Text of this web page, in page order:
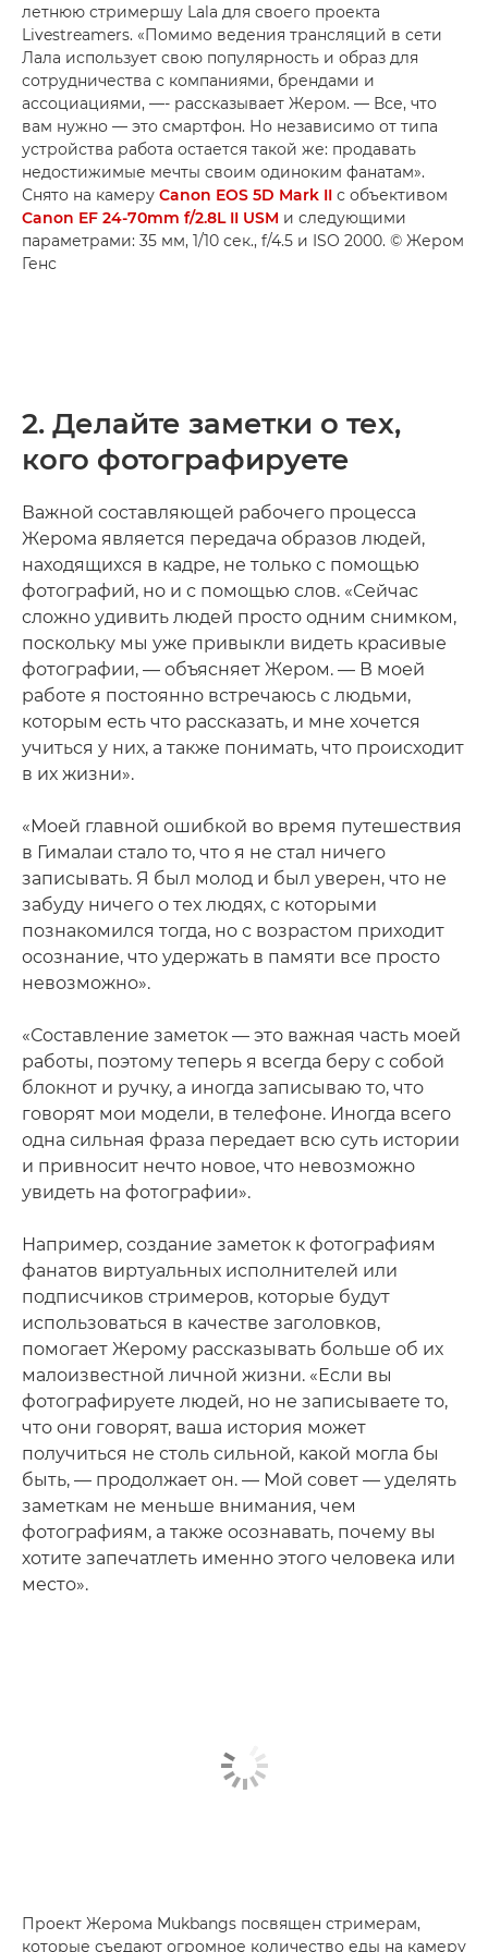
летнюю стримершу Lala для своего проекта
Livestreamers. «Помимо ведения трансляций в сети
Лала использует свою популярность и образ для
сотрудничества с компаниями, брендами и
ассоциациями, —- рассказывает Жером. — Все, что
вам нужно — это смартфон. Но независимо от типа
устройства работа остается такой же: продавать
недостижимые мечты своим одиноким фанатам».
Снято на камеру Canon EOS 5D Mark II с объективом
Canon EF 24-70mm f/2.8L II USM и следующими
параметрами: 35 мм, 1/10 сек., f/4.5 и ISO 2000. © Жером
Генс
2. Делайте заметки о тех,
кого фотографируете
Важной составляющей рабочего процесса
Жерома является передача образов людей,
находящихся в кадре, не только с помощью
фотографий, но и с помощью слов. «Сейчас
сложно удивить людей просто одним снимком,
поскольку мы уже привыкли видеть красивые
фотографии, — объясняет Жером. — В моей
работе я постоянно встречаюсь с людьми,
которым есть что рассказать, и мне хочется
учиться у них, а также понимать, что происходит
в их жизни».
«Моей главной ошибкой во время путешествия
в Гималаи стало то, что я не стал ничего
записывать. Я был молод и был уверен, что не
забуду ничего о тех людях, с которыми
познакомился тогда, но с возрастом приходит
осознание, что удержать в памяти все просто
невозможно».
«Составление заметок — это важная часть моей
работы, поэтому теперь я всегда беру с собой
блокнот и ручку, а иногда записываю то, что
говорят мои модели, в телефоне. Иногда всего
одна сильная фраза передает всю суть истории
и привносит нечто новое, что невозможно
увидеть на фотографии».
Например, создание заметок к фотографиям
фанатов виртуальных исполнителей или
подписчиков стримеров, которые будут
использоваться в качестве заголовков,
помогает Жерому рассказывать больше об их
малоизвестной личной жизни. «Если вы
фотографируете людей, но не записываете то,
что они говорят, ваша история может
получиться не столь сильной, какой могла бы
быть, — продолжает он. — Мой совет — уделять
заметкам не меньше внимания, чем
фотографиям, а также осознавать, почему вы
хотите запечатлеть именно этого человека или
место».
Проект Жерома Mukbangs посвящен стримерам,
которые съедают огромное количество еды на камеру